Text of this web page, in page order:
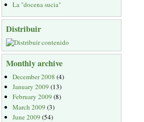
La "docena sucia"
Distribuir
Monthly archive
December 2008 (4)
January 2009 (13)
February 2009 (8)
March 2009 (3)
June 2009 (54)